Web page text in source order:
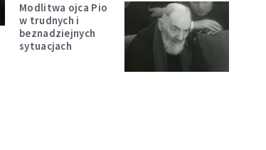
Modlitwa ojca Pio
w trudnych i
beznadziejnych
sytuacjach